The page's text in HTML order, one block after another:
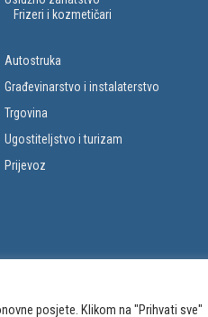
Frizeri i kozmetičari
Autostruka
Građevinarstvo i instalaterstvo
Trgovina
Ugostiteljstvo i turizam
Prijevoz
posjete. Klikom na "Prihvati sve"